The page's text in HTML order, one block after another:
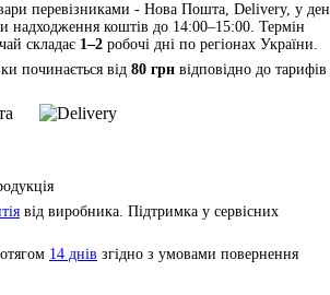
перевізниками - Нова Пошта, Delivery, у
надходження коштів до 14:00–15:00. Термін
складає 1–2 робочі дні по регіонах України.
починається від 80 грн відповідно до тарифів
від виробника. Підтримка у сервісних
14 днів згідно з умовами повернення